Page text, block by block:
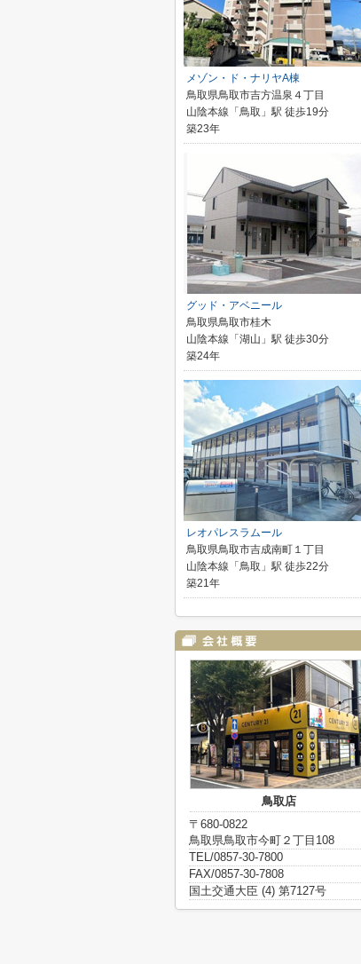
メゾン・ド・ナリヤA棟
鳥取県鳥取市吉方温泉４丁目
山陰本線「鳥取」駅 徒歩19分
築23年
グッド・アベニール
鳥取県鳥取市桂木
山陰本線「湖山」駅 徒歩30分
築24年
レオパレスラムール
鳥取県鳥取市吉成南町１丁目
山陰本線「鳥取」駅 徒歩22分
築21年
鳥取店
〒680-0822
鳥取県鳥取市今町２丁目108
TEL/0857-30-7800
FAX/0857-30-7808
国土交通大臣 (4) 第7127号